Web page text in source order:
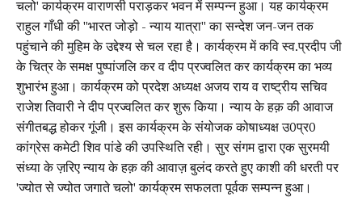
चलो' कार्यक्रम वाराणसी पराड़कर भवन में सम्पन्न हुआ। यह कार्यक्रम
राहुल गाँधी की "भारत जोड़ो - न्याय यात्रा" का सन्देश जन-जन तक
पहुंचाने की मुहिम के उद्देश्य से चल रहा है। कार्यक्रम में कवि स्व.प्रदीप जी
के चित्र के समक्ष पुष्पांजलि कर व दीप प्रज्वलित कर कार्यक्रम का भव्य
शुभारंभ हुआ। कार्यक्रम को प्रदेश अध्यक्ष अजय राय व राष्ट्रीय सचिव
राजेश तिवारी ने दीप प्रज्वलित कर शुरू किया।न्याय के हक़ की आवाज
संगीतबद्ध होकर गूंजी। इस कार्यक्रम के संयोजक कोषाध्यक्ष उ0प्र0
कांग्रेस कमेटी शिव पांडे की उपस्थिति रही।सुर संगम द्वारा एक सुरमयी
संध्या के ज़रिए न्याय के हक़ की आवाज़ बुलंद करते हुए काशी की धरती पर
'ज्योत से ज्योत जगाते चलो' कार्यक्रम सफलता पूर्वक सम्पन्न हुआ।